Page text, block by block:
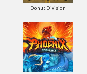
Donut Division